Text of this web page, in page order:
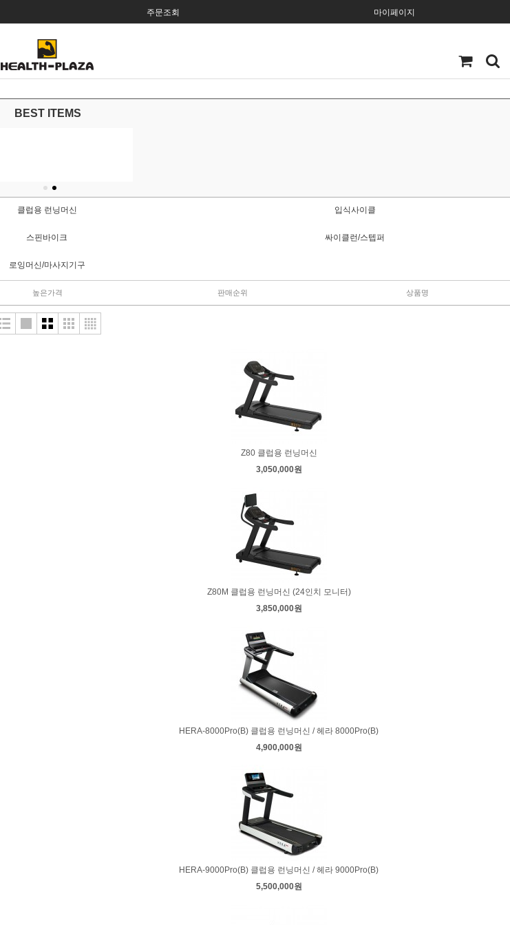
주문조회 마이페이지
BEST ITEMS
클럽용 런닝머신 입식사이클
스핀바이크 싸이클런/스텝퍼
로잉머신/마사지기구
높은가격 판매순위 상품명
Z80 클럽용 런닝머신
3,050,000원
Z80M 클럽용 런닝머신 (24인치 모니터)
3,850,000원
HERA-8000Pro(B) 클럽용 런닝머신 / 헤라 8000Pro(B)
4,900,000원
HERA-9000Pro(B) 클럽용 런닝머신 / 헤라 9000Pro(B)
5,500,000원